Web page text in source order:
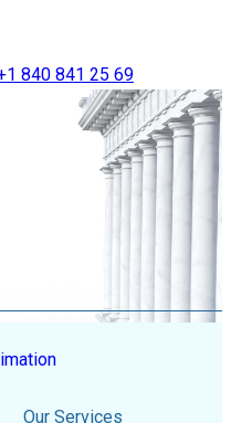
840 841 25 69
Our Services